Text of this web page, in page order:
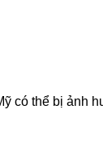
có thể bị ảnh